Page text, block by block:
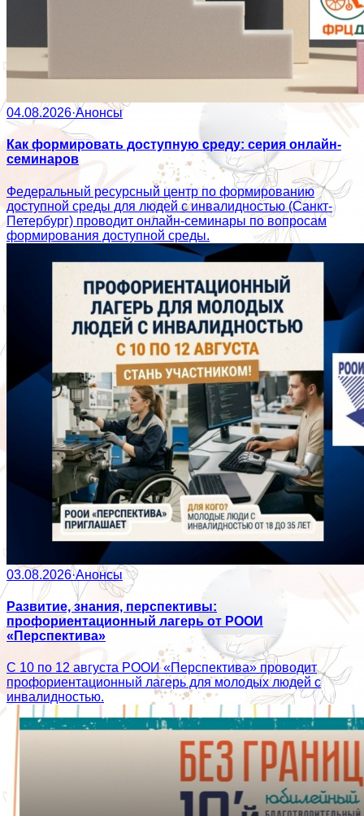
04.08.2026·Анонсы
Как формировать доступную среду: серия онлайн-
семинаров
Федеральный ресурсный центр по формированию
доступной среды для людей с инвалидностью (Санкт-
Петербург) проводит онлайн-семинары по вопросам
формирования доступной среды.
03.08.2026·Анонсы
Развитие, знания, перспективы:
профориентационный лагерь от РООИ
«Перспектива»
С 10 по 12 августа РООИ «Перспектива» проводит
профориентационный лагерь для молодых людей с
инвалидностью.